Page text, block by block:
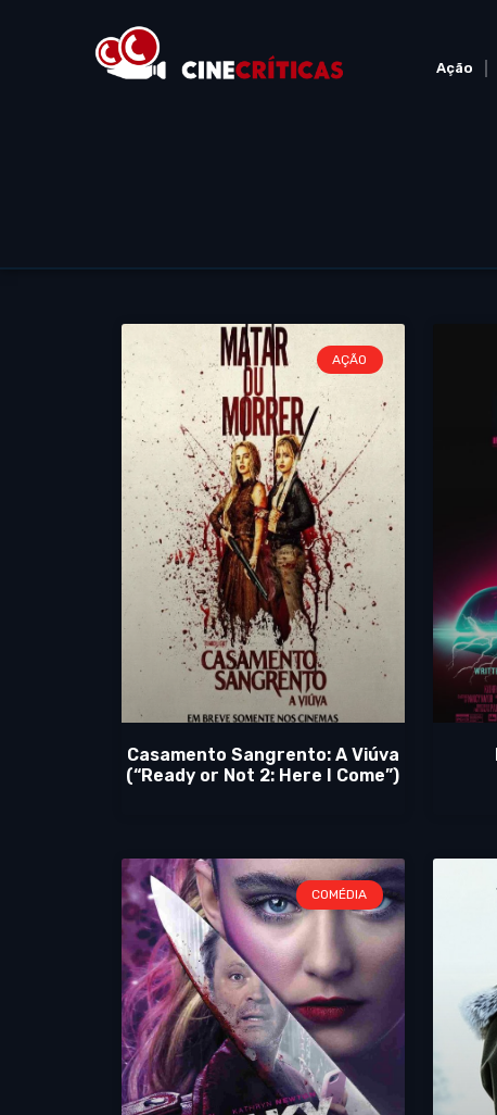
Ação
AÇÃO
Casamento Sangrento: A Viúva
(“Ready or Not 2: Here I Come”)
COMÉDIA